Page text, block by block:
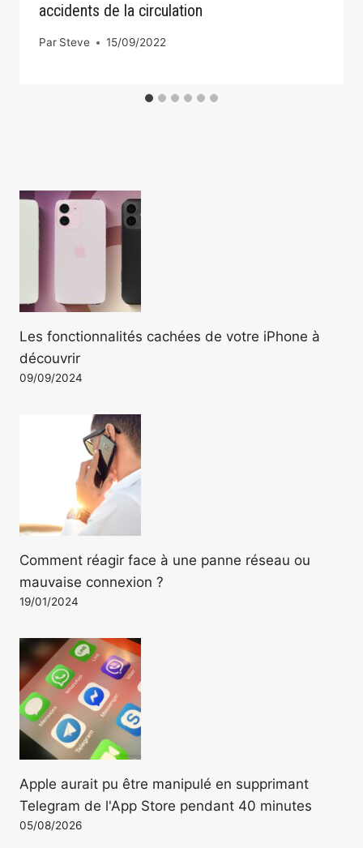
accidents de la circulation
Par Steve 15/09/2022
Les fonctionnalités cachées de votre iPhone à
découvrir
09/09/2024
Comment réagir face à une panne réseau ou
mauvaise connexion ?
19/01/2024
Apple aurait pu être manipulé en supprimant
Telegram de l'App Store pendant 40 minutes
05/08/2026